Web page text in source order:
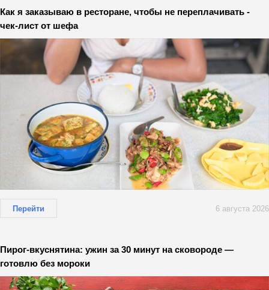
Как я заказываю в ресторане, чтобы не переплачивать -
чек-лист от шефа
Перейти 6 августа 2026
Пирог-вкуснятина: ужин за 30 минут на сковороде —
готовлю без мороки